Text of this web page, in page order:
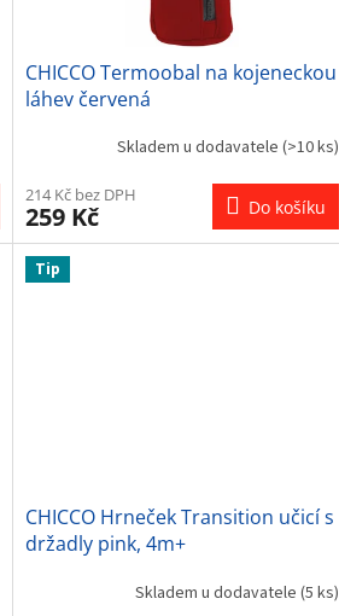
CHICCO Termoobal na kojeneckou
láhev červená
Skladem u dodavatele (>10 ks)
214 Kč bez DPH
259 Kč Do košíku
Tip
CHICCO Hrneček Transition učicí s
držadly pink, 4m+
Skladem u dodavatele (5 ks)